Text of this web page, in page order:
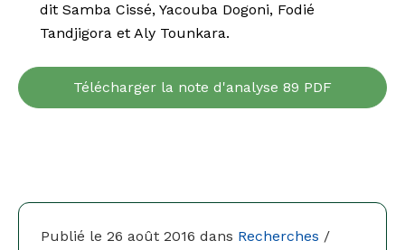
Publié le 26 août 2016 dans Recherches /
dit Samba Cissé, Yacouba Dogoni, Fodié
Tandjigora et Aly Tounkara.
Télécharger la note d'analyse 89 PDF